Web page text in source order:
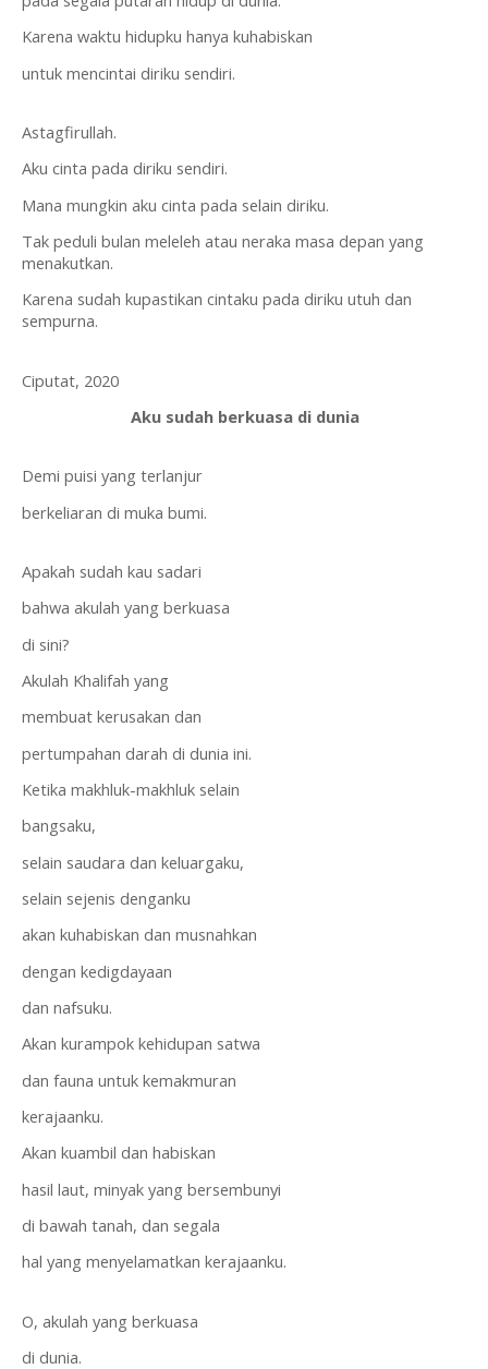
Karena waktu hidupku hanya kuhabiskan
untuk mencintai diriku sendiri.
Astagfirullah.
Aku cinta pada diriku sendiri.
Mana mungkin aku cinta pada selain diriku.
Tak peduli bulan meleleh atau neraka masa depan yang
menakutkan.
Karena sudah kupastikan cintaku pada diriku utuh dan
sempurna.
Ciputat, 2020
Aku sudah berkuasa di dunia
Demi puisi yang terlanjur
berkeliaran di muka bumi.
Apakah sudah kau sadari
bahwa akulah yang berkuasa
di sini?
Akulah Khalifah yang
membuat kerusakan dan
pertumpahan darah di dunia ini.
Ketika makhluk-makhluk selain
bangsaku,
selain saudara dan keluargaku,
selain sejenis denganku
akan kuhabiskan dan musnahkan
dengan kedigdayaan
dan nafsuku.
Akan kurampok kehidupan satwa
dan fauna untuk kemakmuran
kerajaanku.
Akan kuambil dan habiskan
hasil laut, minyak yang bersembunyi
di bawah tanah, dan segala
hal yang menyelamatkan kerajaanku.
O, akulah yang berkuasa
di dunia.